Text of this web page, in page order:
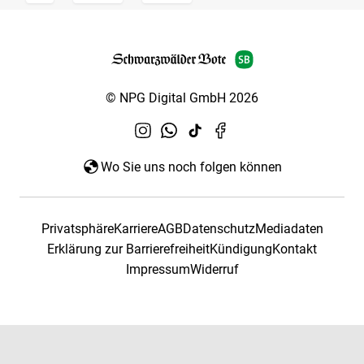
© NPG Digital GmbH 2026
Wo Sie uns noch folgen können
PrivatsphäreKarriereAGBDatenschutzMediadaten
Erklärung zur BarrierefreiheitKündigungKontakt
ImpressumWiderruf